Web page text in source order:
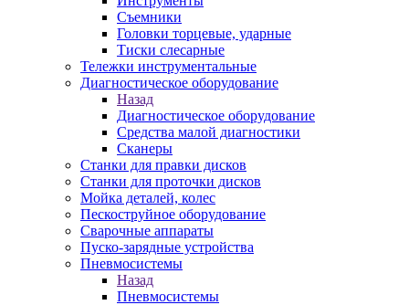
Съемники
Головки торцевые, ударные
Тиски слесарные
Тележки инструментальные
Диагностическое оборудование
Назад
Диагностическое оборудование
Средства малой диагностики
Сканеры
Станки для правки дисков
Станки для проточки дисков
Мойка деталей, колес
Пескоструйное оборудование
Сварочные аппараты
Пуско-зарядные устройства
Пневмосистемы
Назад
Пневмосистемы